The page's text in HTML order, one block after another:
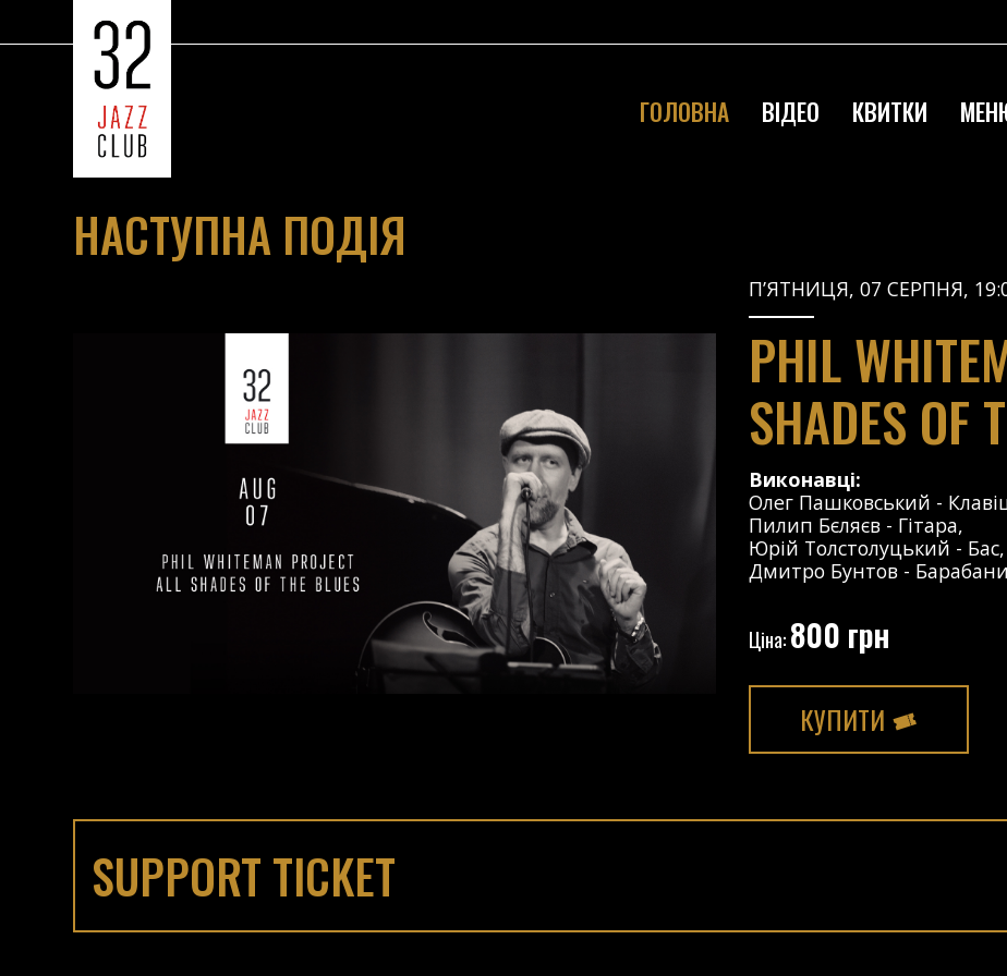
ГОЛОВНА ВІДЕО КВИТКИ
НАСТУПНА ПОДІЯ
П’ЯТНИЦЯ, 07 СЕРПНЯ,
PHIL
SHADES OF
Виконавці:
Олег Пашковський -
Пилип Бєляєв - Гітара,
Юрій Толстолуцький - Бас,
Дмитро Бунтов - Барабани
Ціна:800 грн
КУПИТИ
SUPPORT TICKET